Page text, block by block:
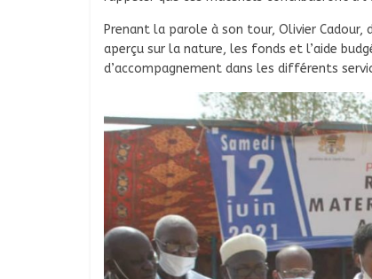
Prenant la parole à son tour, Olivier Cadour,
aperçu sur la nature, les fonds et l’aide
d’accompagnement dans les différents